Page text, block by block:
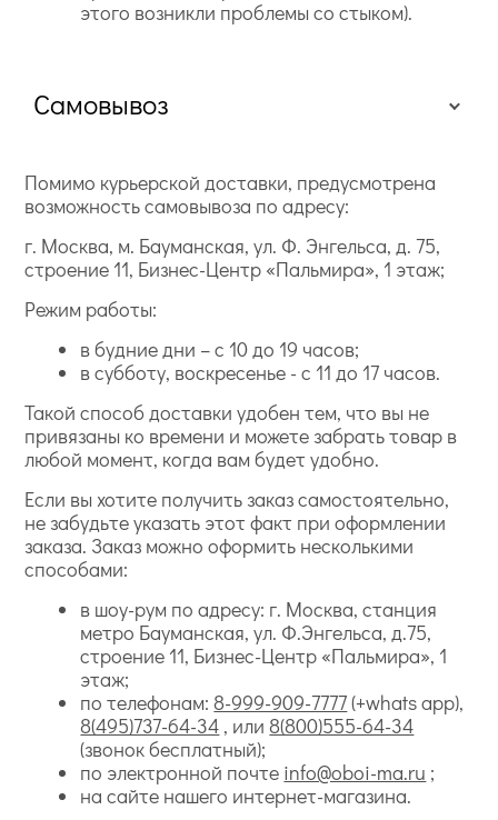
этого возникли проблемы со стыком).
Самовывоз
Помимо курьерской доставки, предусмотрена
возможность самовывоза по адресу:
г. Москва, м. Бауманская, ул. Ф. Энгельса, д. 75,
строение 11, Бизнес-Центр «Пальмира», 1 этаж;
Режим работы:
в будние дни – с 10 до 19 часов;
в субботу, воскресенье - с 11 до 17 часов.
Такой способ доставки удобен тем, что вы не
привязаны ко времени и можете забрать товар в
любой момент, когда вам будет удобно.
Если вы хотите получить заказ самостоятельно,
не забудьте указать этот факт при оформлении
заказа. Заказ можно оформить несколькими
способами:
в шоу-рум по адресу: г. Москва, станция
метро Бауманская, ул. Ф.Энгельса, д.75,
строение 11, Бизнес-Центр «Пальмира», 1
этаж;
по телефонам: 8-999-909-7777(+whats app),
8(495)737-64-34 , или 8(800)555-64-34
(звонок бесплатный);
по электронной почте info@oboi-ma.ru ;
на сайте нашего интернет-магазина.